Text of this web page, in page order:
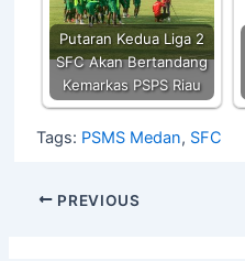
Putaran Kedua Liga 2
SFC Akan Bertandang
Kemarkas PSPS Riau
Tags: PSMS Medan, SFC
PREVIOUS